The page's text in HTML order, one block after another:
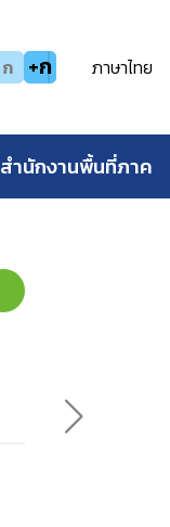
ก +ก ภาษาไทย
สำนักงานพื้นที่ภาค